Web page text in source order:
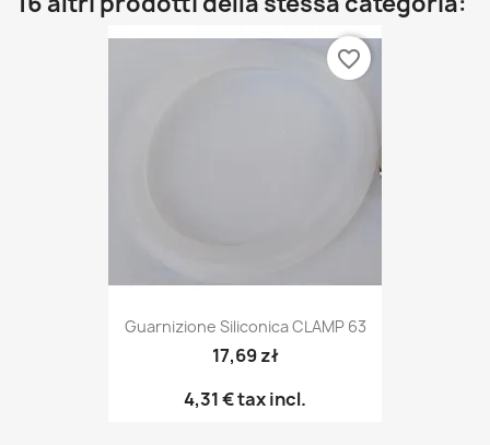
Guarnizione Siliconica CLAMP 63
17,69 zł
4,31 €tax incl.
favorite_border